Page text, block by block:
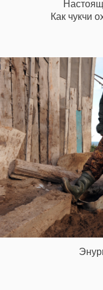
Как чукчи